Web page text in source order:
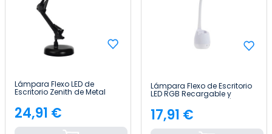
Lámpara Flexo LED de
Escritorio Zenith de Metal
Precio
24,91 €
Lámpara Flexo de Escritorio
LED RGB Recargable y
Regulable con Portalápices
60cm 7house
Precio
17,91 €